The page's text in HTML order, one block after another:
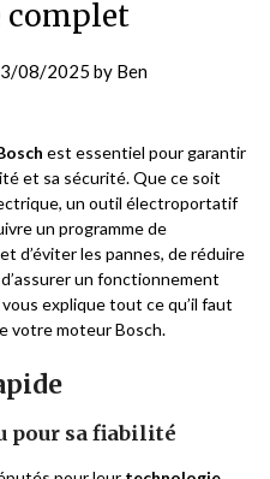
complet
08/2025 by Ben
est essentiel pour garantir
et sa sécurité. Que ce soit
un outil électroportatif
un programme de
d’éviter les pannes, de réduire
un fonctionnement
explique tout ce qu’il faut
votre moteur Bosch.
pour sa fiabilité